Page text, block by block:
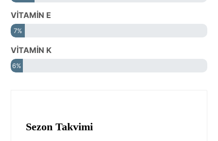
VİTAMİN E
7%
VİTAMİN K
6%
Sezon Takvimi